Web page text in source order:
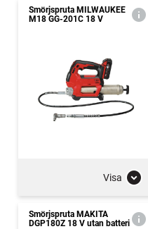
Smörjspruta MILWAUKEE
M18 GG-201C 18 V
Visa
Smörjspruta MAKITA
DGP180Z 18 V utan batteri